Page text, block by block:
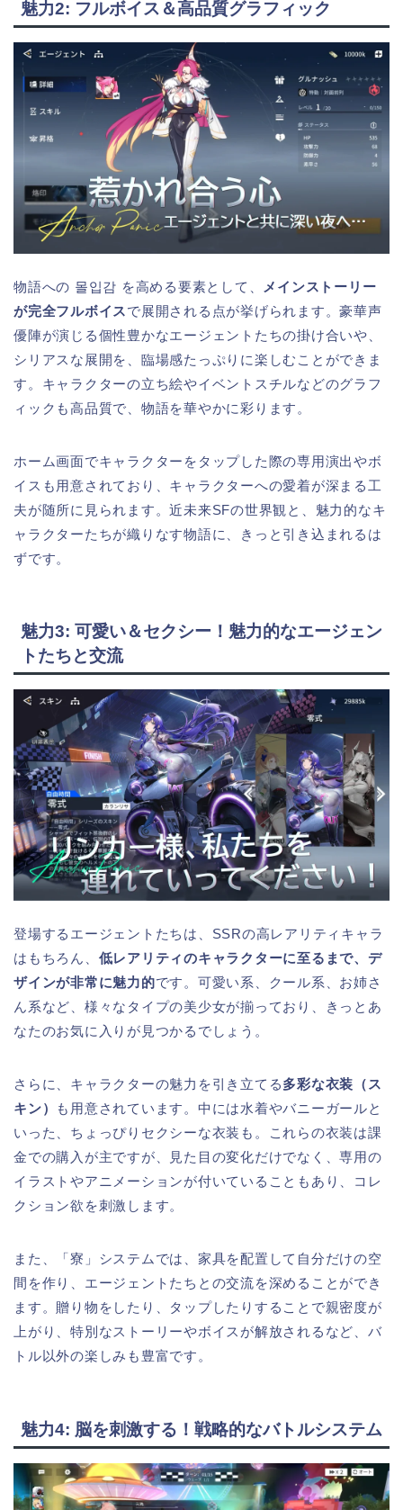
魅力2: フルボイス＆高品質グラフィック
物語への 몰입감 を高める要素として、
メインストーリー
が完全フルボイスで展開される点が挙げられます。豪華声
優陣が演じる個性豊かなエージェントたちの掛け合いや、
シリアスな展開を、臨場感たっぷりに楽しむことができま
す。キャラクターの立ち絵やイベントスチルなどのグラフ
ィックも高品質で、物語を華やかに彩ります。
ホーム画面でキャラクターをタップした際の専用演出やボ
イスも用意されており、キャラクターへの愛着が深まる工
夫が随所に見られます。近未来SFの世界観と、魅力的なキ
ャラクターたちが織りなす物語に、きっと引き込まれるは
ずです。
魅力3: 可愛い＆セクシー！魅力的なエージェン
トたちと交流
登場するエージェントたちは、SSRの高レアリティキャラ
はもちろん、 低レアリティのキャラクターに至るまで、デ
ザインが非常に魅力的です。可愛い系、クール系、お姉さ
ん系など、様々なタイプの美少女が揃っており、きっとあ
なたのお気に入りが見つかるでしょう。
さらに、キャラクターの魅力を引き立てる多彩な衣装（ス
キン）
も用意されています。中には水着やバニーガールと
いった、ちょっぴりセクシーな衣装も。これらの衣装は課
金での購入が主ですが、見た目の変化だけでなく、専用の
イラストやアニメーションが付いていることもあり、コレ
クション欲を刺激します。
また、「寮」システムでは、家具を配置して自分だけの空
間を作り、エージェントたちとの交流を深めることができ
ます。贈り物をしたり、タップしたりすることで親密度が
上がり、特別なストーリーやボイスが解放されるなど、バ
トル以外の楽しみも豊富です。
魅力4: 脳を刺激する！戦略的なバトルシステム